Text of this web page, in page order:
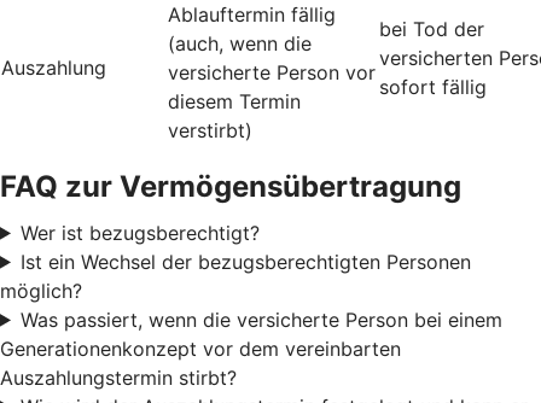
Auszahlung
Ablauftermin fällig
(auch, wenn die
versicherte Person vor
diesem Termin
verstirbt)
bei Tod der
versicherten
sofort fällig
FAQ zur Vermögensübertragung
Wer ist bezugsberechtigt?
Ist ein Wechsel der bezugsberechtigten Personen
möglich?
Was passiert, wenn die versicherte Person bei einem
Generationenkonzept vor dem vereinbarten
Auszahlungstermin stirbt?